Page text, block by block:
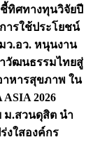
ชี้ทิศทางทุนวิจัยปี
ารใช้ประโยชน์
ว.อว. หนุนงาน
วัฒนธรรมไทยสู่
หารสุขภาพ ใน
2026
ม.สวนดุสิต นำ
งใสองค์กร